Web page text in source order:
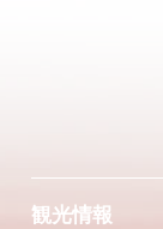
観光情報